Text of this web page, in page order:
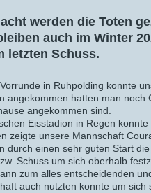
werden die Toten
auch im Winter
letzten Schuss.
in Ruhpolding konnte
angekommen hatten man
angekommen sind.
Eisstadion in Regen
zeigte unsere Mannschaft
durch einen sehr guten Start
Schuss um sich oberhalb
zum alles entscheidenden
auch nutzten konnte um sich